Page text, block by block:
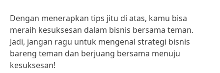
Dengan menerapkan tips jitu di atas, kamu bisa
meraih kesuksesan dalam bisnis bersama teman.
Jadi, jangan ragu untuk mengenal strategi bisnis
bareng teman dan berjuang bersama menuju
kesuksesan!